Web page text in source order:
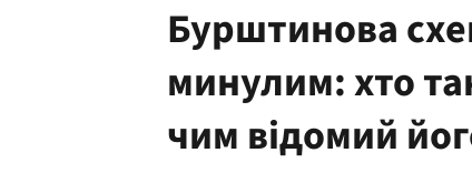
Стоп Політичній Корупції Чесні закупівлі
Бурштинова
минулим: хто
чим відомий